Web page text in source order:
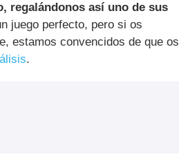
regalándonos así uno de sus
juego perfecto, pero si os
estamos convencidos de que os
.